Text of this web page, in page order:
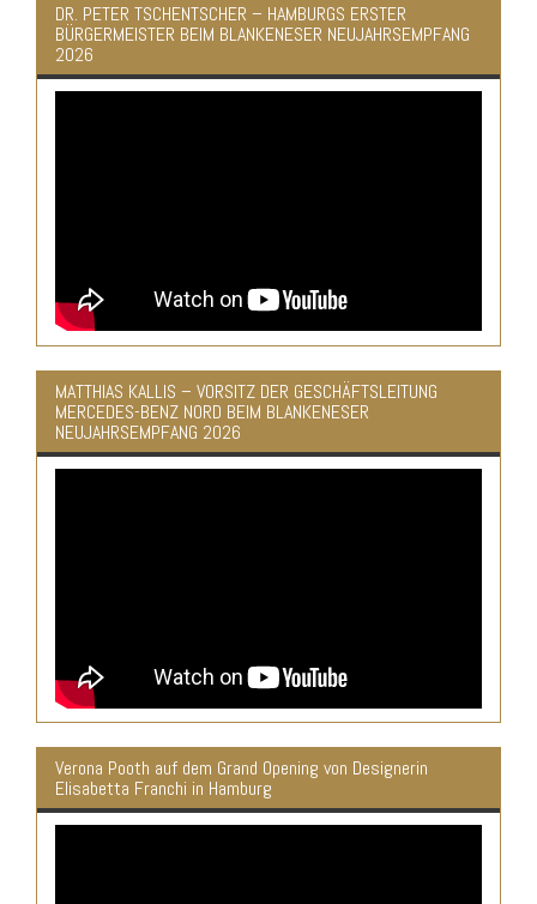
DR. PETER TSCHENTSCHER – HAMBURGS ERSTER
BÜRGERMEISTER BEIM BLANKENESER NEUJAHRSEMPFANG
2026
MATTHIAS KALLIS – VORSITZ DER GESCHÄFTSLEITUNG
MERCEDES-BENZ NORD BEIM BLANKENESER
NEUJAHRSEMPFANG 2026
Verona Pooth auf dem Grand Opening von Designerin
Elisabetta Franchi in Hamburg